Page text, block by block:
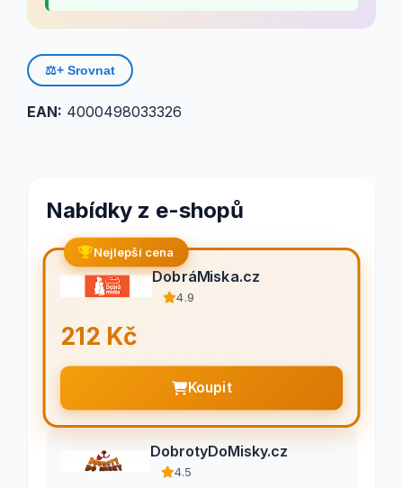
⚖️+ Srovnat
EAN: 4000498033326
Nabídky z e-shopů
Nejlepší cena
DobráMiska.cz
4.9
212 Kč
Koupit
DobrotyDoMisky.cz
4.5